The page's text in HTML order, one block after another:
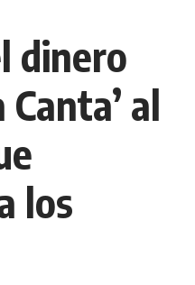
dinero
Canta’ al
los